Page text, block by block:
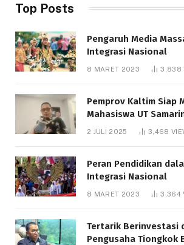
Top Posts
Pengaruh Media
Integrasi Nasional
8 MARET 2023 3,838
Pemprov Kaltim Siap
Mahasiswa UT
Bantuan Pendidikan
2 JULI 2025 3,468
Peran Pendidikan
Integrasi Nasional
8 MARET 2023 3,364
Tertarik Berinvestasi
Pengusaha Tiongkok